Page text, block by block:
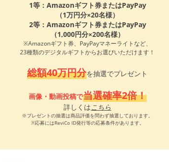
1等：Amazonギフト券またはPayPay
（1万円分×20名様）
2等：Amazonギフト券またはPayPay
（1,000円分×200名様）
※Amazonギフト券、PayPayマネーライトなど、
23種類のデジタルギフトからお選びいただけます！
総額40万円分を抽選でプレゼント
画像・動画投稿で当選確率2倍！
詳しくはこちら
※プレゼントの抽選は商品評価を問わず抽選しております。
※応募にはReviCo ID発行等の応募条件があります。